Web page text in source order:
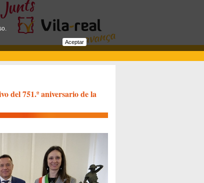
del 751.º aniversario de la
Aceptar